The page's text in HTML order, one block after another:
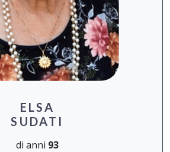
ELSA
SUDATI
di anni 93